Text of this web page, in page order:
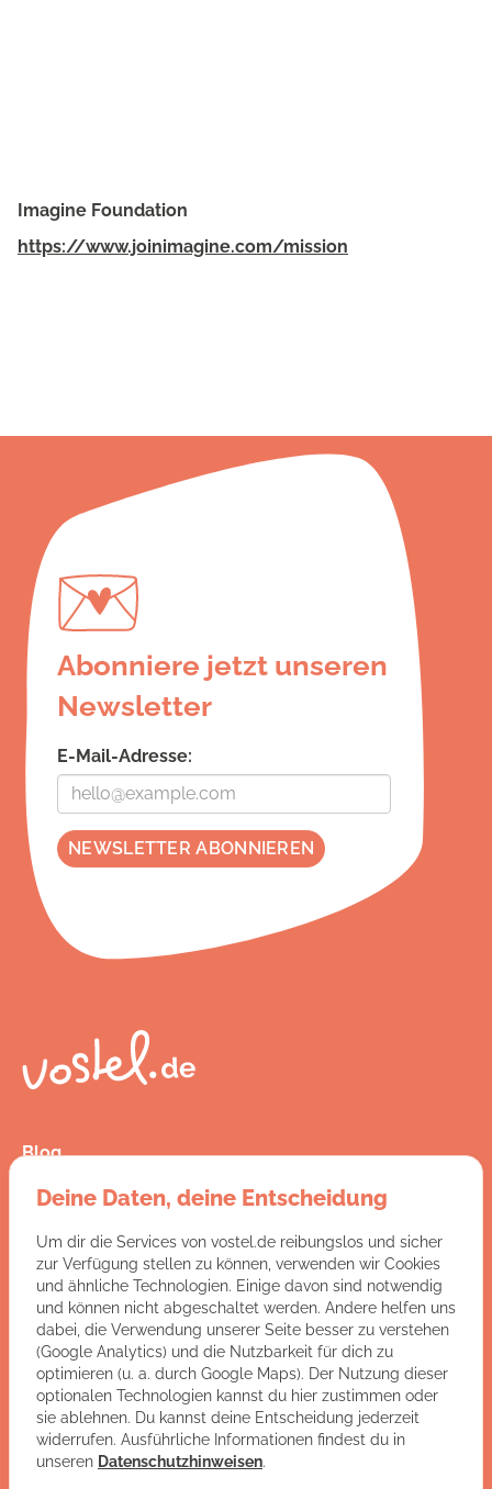
Imagine Foundation
https://www.joinimagine.com/mission
Abonniere jetzt unseren
Newsletter
E-Mail-Adresse:
Blog
Kontakt
Jobs
AGB
Datenschutz
Impressum
Du hast Fragen an uns?
ZUR KONTAKTSEITE
Deine Daten, deine Entscheidung
Um dir die Services von vostel.de reibungslos und sicher
zur Verfügung stellen zu können, verwenden wir Cookies
und ähnliche Technologien. Einige davon sind notwendig
und können nicht abgeschaltet werden. Andere helfen uns
dabei, die Verwendung unserer Seite besser zu verstehen
(Google Analytics) und die Nutzbarkeit für dich zu
optimieren (u. a. durch Google Maps). Der Nutzung dieser
optionalen Technologien kannst du hier zustimmen oder
sie ablehnen. Du kannst deine Entscheidung jederzeit
widerrufen. Ausführliche Informationen findest du in
unseren Datenschutzhinweisen.